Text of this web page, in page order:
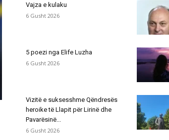
Vajza e kulaku
6 Gusht 2026
5 poezi nga Elife Luzha
6 Gusht 2026
Vizitë e suksesshme Qëndresës
heroike të Llapit për Lirinë dhe
Pavarësinë...
6 Gusht 2026